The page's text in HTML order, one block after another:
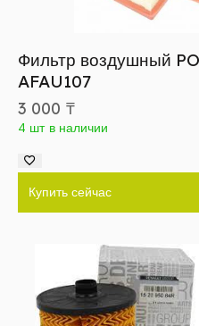
Фильтр воздушный
AFAU107
3 000 ₸
4 шт в наличии
Купить сейчас